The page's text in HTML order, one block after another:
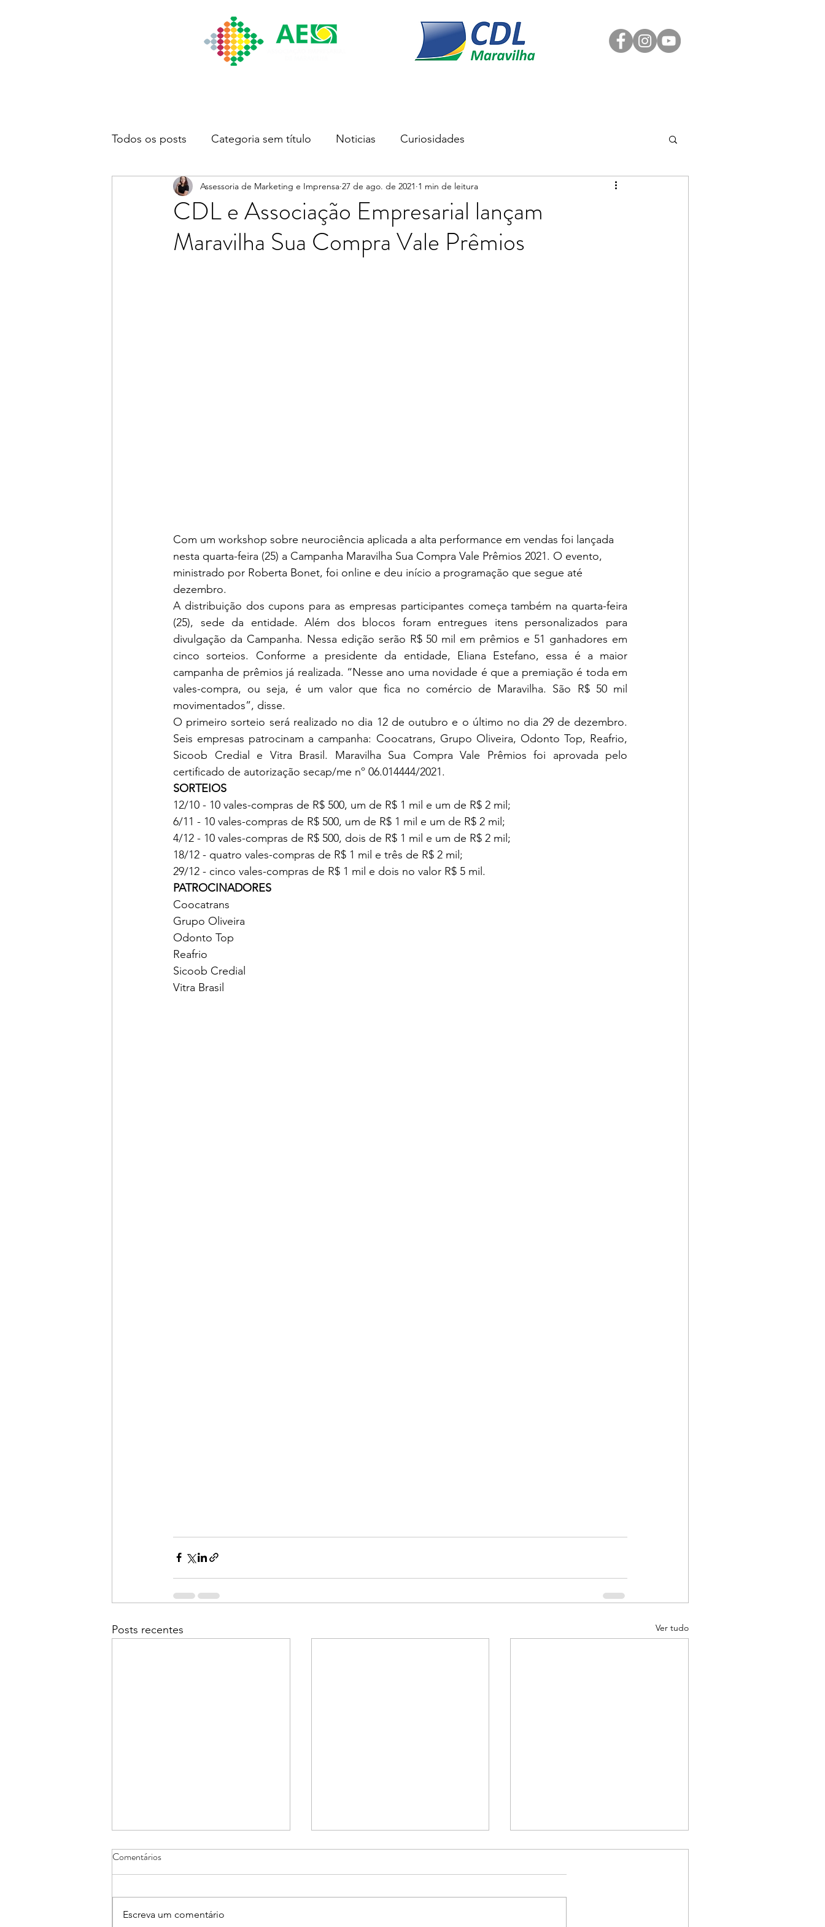
Todos os posts Categoria sem título Noticias Curiosidades
CDL e Associação Empresarial lançam
Maravilha Sua Compra Vale Prêmios
Assessoria de Marketing e Imprensa 27 de ago. de 2021 1 min de leitura
Com um workshop sobre neurociência aplicada a alta performance em vendas foi lançada
nesta quarta-feira (25) a Campanha Maravilha Sua Compra Vale Prêmios 2021. O evento,
ministrado por Roberta Bonet, foi online e deu início a programação que segue até
dezembro.
A distribuição dos cupons para as empresas participantes começa também na quarta-feira
(25), sede da entidade. Além dos blocos foram entregues itens personalizados para
divulgação da Campanha. Nessa edição serão R$ 50 mil em prêmios e 51 ganhadores em
cinco sorteios. Conforme a presidente da entidade, Eliana Estefano, essa é a maior
campanha de prêmios já realizada. “Nesse ano uma novidade é que a premiação é toda em
vales-compra, ou seja, é um valor que fica no comércio de Maravilha. São R$ 50 mil
movimentados”, disse.
O primeiro sorteio será realizado no dia 12 de outubro e o último no dia 29 de dezembro.
Seis empresas patrocinam a campanha: Coocatrans, Grupo Oliveira, Odonto Top, Reafrio,
Sicoob Credial e Vitra Brasil. Maravilha Sua Compra Vale Prêmios foi aprovada pelo
certificado de autorização secap/me nº 06.014444/2021.
SORTEIOS
12/10 - 10 vales-compras de R$ 500, um de R$ 1 mil e um de R$ 2 mil;
6/11 - 10 vales-compras de R$ 500, um de R$ 1 mil e um de R$ 2 mil;
4/12 - 10 vales-compras de R$ 500, dois de R$ 1 mil e um de R$ 2 mil;
18/12 - quatro vales-compras de R$ 1 mil e três de R$ 2 mil;
29/12 - cinco vales-compras de R$ 1 mil e dois no valor R$ 5 mil.
PATROCINADORES
Coocatrans
Grupo Oliveira
Odonto Top
Reafrio
Sicoob Credial
Vitra Brasil
Posts recentes Ver tudo
Comentários
Escreva um comentário